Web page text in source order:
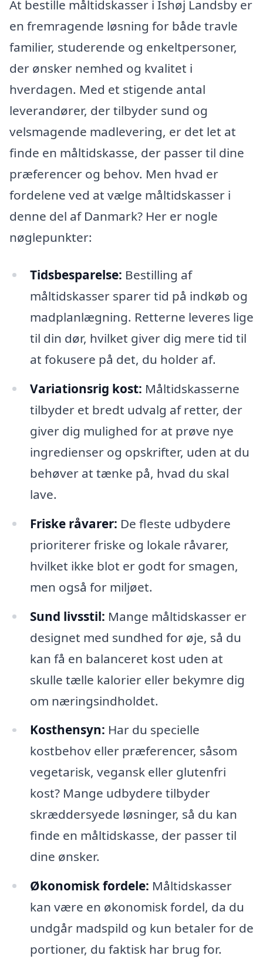
At bestille måltidskasser i Ishøj Landsby er
en fremragende løsning for både travle
familier, studerende og enkeltpersoner,
der ønsker nemhed og kvalitet i
hverdagen. Med et stigende antal
leverandører, der tilbyder sund og
velsmagende madlevering, er det let at
finde en måltidskasse, der passer til dine
præferencer og behov. Men hvad er
fordelene ved at vælge måltidskasser i
denne del af Danmark? Her er nogle
nøglepunkter:
Tidsbesparelse: Bestilling af
måltidskasser sparer tid på indkøb og
madplanlægning. Retterne leveres lige
til din dør, hvilket giver dig mere tid til
at fokusere på det, du holder af.
Variationsrig kost: Måltidskasserne
tilbyder et bredt udvalg af retter, der
giver dig mulighed for at prøve nye
ingredienser og opskrifter, uden at du
behøver at tænke på, hvad du skal
lave.
Friske råvarer: De fleste udbydere
prioriterer friske og lokale råvarer,
hvilket ikke blot er godt for smagen,
men også for miljøet.
Sund livsstil: Mange måltidskasser er
designet med sundhed for øje, så du
kan få en balanceret kost uden at
skulle tælle kalorier eller bekymre dig
om næringsindholdet.
Kosthensyn: Har du specielle
kostbehov eller præferencer, såsom
vegetarisk, vegansk eller glutenfri
kost? Mange udbydere tilbyder
skræddersyede løsninger, så du kan
finde en måltidskasse, der passer til
dine ønsker.
Økonomisk fordele: Måltidskasser
kan være en økonomisk fordel, da du
undgår madspild og kun betaler for de
portioner, du faktisk har brug for.